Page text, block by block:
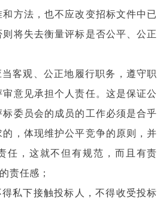
方法，也不应改变招标文件中已
将失去衡量评标是否公平、公正
客观、公正地履行职务，遵守职
意见承担个人责任。这是保证公
委员会的成员的工作必须是合乎
，体现维护公平竞争的原则，并
任，这就不但有规范，而且有责
责任感；
私下接触投标人，不得收受投标